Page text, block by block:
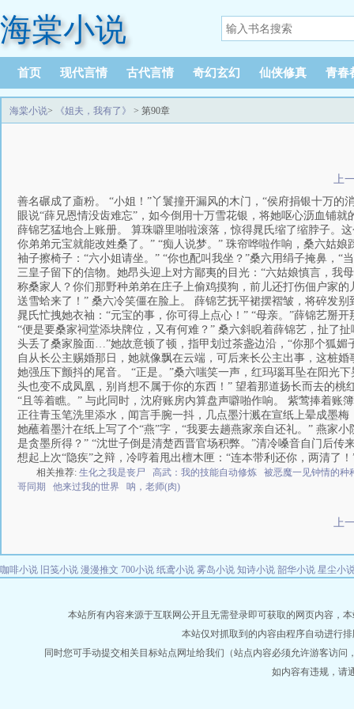
海棠小说
首页 现代言情 古代言情 奇幻玄幻 仙侠修真 青春
海棠小说> 《姐夫，我有了》 > 第90章
上
善名碾成了齑粉。 “小姐！”丫鬟撞开漏风的木门，“侯府捐银十万
眼说“薛兄恩情没齿难忘”，如今倒用十万雪花银，将她呕心沥血铺
薛锦艺猛地合上账册。 算珠噼里啪啦滚落，惊得晁氏缩了缩脖子。
你弟弟元宝就能改姓桑了。” “痴人说梦。” 珠帘哗啦作响，桑六姑
袖子擦椅子：“六小姐请坐。” “你也配叫我坐？”桑六用绢子掩鼻
三皇子留下的信物。她昂头迎上对方鄙夷的目光：“六姑娘慎言，我
称桑家人？你们那野种弟弟在庄子上偷鸡摸狗，前儿还打伤佃户家
送雪蛤来了！” 桑六冷笑僵在脸上。 薛锦艺抚平裙摆褶皱，将碎发
晁氏忙拽她衣袖：“元宝的事，你可得上点心！” “母亲。”薛锦艺掰
“便是要桑家祠堂添块牌位，又有何难？” 桑六斜睨着薛锦艺，扯了
头丢了桑家脸面…”她故意顿了顿，指甲划过茶盏边沿，“你那个狐
自从长公主赐婚那日，她就像飘在云端，可后来长公主出事，这桩
她强压下颤抖的尾音。 “正是。”桑六嗤笑一声，红玛瑙耳坠在阳光
头也变不成凤凰，别肖想不属于你的东西！” 望着那道扬长而去的
“且等着瞧。” 与此同时，沈府账房内算盘声噼啪作响。 紫莺捧着账
正往青玉笔洗里添水，闻言手腕一抖，几点墨汁溅在宣纸上晕成墨
她蘸着墨汁在纸上写了个“燕”字，“我要去趟燕家亲自还礼。” 燕家
是贪墨所得？” “沈世子倒是清楚西晋官场积弊。”清冷嗓音自门后
想起上次“隐疾”之辩，冷哼着甩出檀木匣：“连本带利还你，两清了
相关推荐: 生化之我是丧尸 高武：我的技能自动修炼
被恶魔一见钟情的种
哥同期
他来过我的世界 呐，老师(肉)
上
咖啡小说 旧笺小说 漫漫推文 700小说 纸鸢小说 雾岛小说 知诗小说 韶华小说 星尘小
本站所有内容来源于互联网公开且无需登录即可获取的网页内容，
本站仅对抓取到的内容由程序自动进行
同时您可手动提交相关目标站点网址给我们（站点内容必须允许游客访
如内容有违规，请